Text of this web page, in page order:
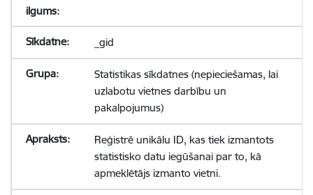
_gid
Statistikas sīkdatnes (nepieciešamas, lai
uzlabotu vietnes darbību un
pakalpojumus)
Reģistrē unikālu ID, kas tiek izmantots
statistisko datu iegūšanai par to, kā
apmeklētājs izmanto vietni.